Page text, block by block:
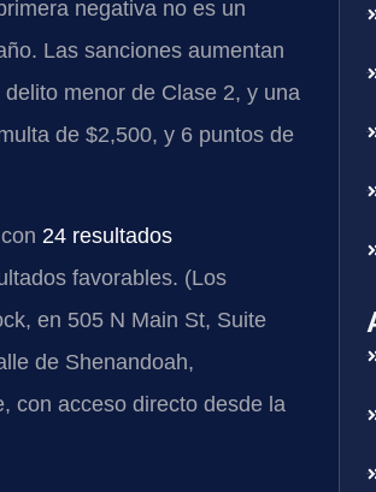
negativa no es un
Las sanciones aumentan
menor de Clase 2, y una
de $2,500, y 6 puntos de
24 resultados
favorables. (Los
en 505 N Main St, Suite
de Shenandoah,
con acceso directo desde la